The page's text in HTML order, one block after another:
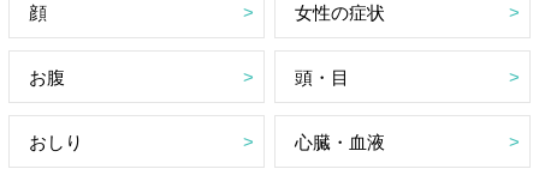
顔 女性の症状
お腹 頭・目
おしり 心臓・血液